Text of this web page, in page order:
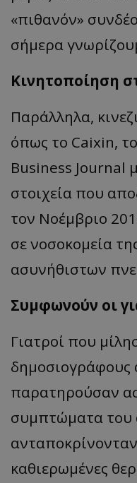
«πιθανόν»
σήμερα
Κινητοποίηση
Παράλληλα,
όπως το Caixin,
Business Journal
στοιχεία που
τον Νοέμβριο
σε νοσοκομεία
ασυνήθιστων
Συμφωνούν οι
Γιατροί που
δημοσιογράφους
παρατηρούσαν
συμπτώματα του
καθιερωμένες